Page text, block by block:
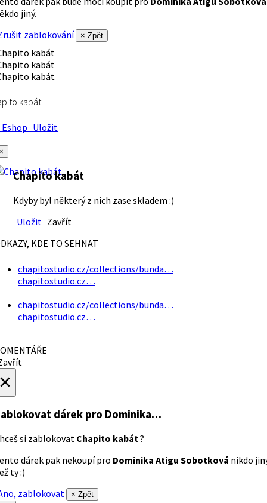
jiný.
zablokování
× Zpět
kabát
Uložit
Chapito kabát
Kdyby byl některý z nich zase skladem :)
Uložit Zavřít
KDE TO SEHNAT
chapitostudio.cz/collections/bunda…
chapitostudio.cz…
chapitostudio.cz/collections/bunda…
chapitostudio.cz…
dárek pro Dominika…
si zablokovat Chapito kabát ?
dárek pak nekoupí pro Dominika Atigu Sobotková nikdo
ty :)
zablokovat
× Zpět